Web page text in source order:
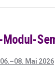
Modul-
Mai 2026